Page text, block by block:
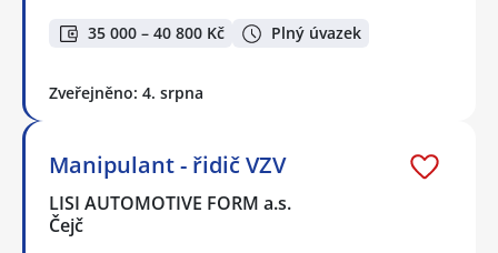
35 000 – 40 800 Kč Plný úvazek
Zveřejněno: 4. srpna
Manipulant - řidič VZV
LISI AUTOMOTIVE FORM a.s.
Čejč